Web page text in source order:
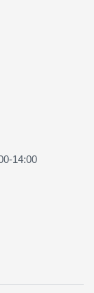
14:00